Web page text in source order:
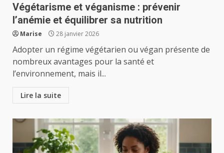
Végétarisme et véganisme : prévenir
l’anémie et équilibrer sa nutrition
Marise 28 janvier 2026
Adopter un régime végétarien ou végan présente de
nombreux avantages pour la santé et
l’environnement, mais il...
Lire la suite